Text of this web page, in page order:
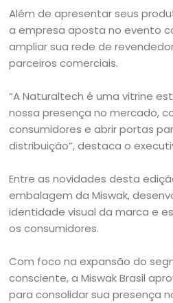
Além de apresentar seus
a empresa aposta no evento
ampliar sua rede de
parceiros comerciais.
“A Naturaltech é uma vitrine
nossa presença no mercado,
consumidores e abrir portas
distribuição”, destaca o
Entre as novidades desta
embalagem da Miswak,
identidade visual da marca e
os consumidores.
Com foco na expansão do
consciente, a Miswak Brasil
para consolidar sua presença